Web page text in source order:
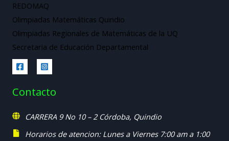
REDOMAQ
Olimpiadas Matemáticas Quindio
Olimpiadas Regionales de Matemáticas de la UQ
Secretaria de Educación Departamental
Contacto
CARRERA 9 No 10 – 2 Córdoba, Quindio
Horarios de atencion: Lunes a Viernes 7:00 am a 1:00